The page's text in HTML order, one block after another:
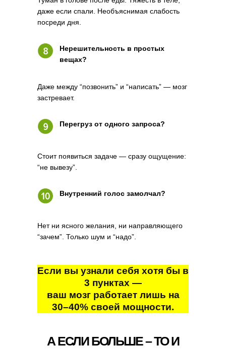
даже если спали. Необъяснимая слабость
посреди дня.
Нерешительность в простых
вещах?
Даже между “позвонить” и “написать” — мозг
застревает.
Перегруз от одного запроса?
Стоит появиться задаче — сразу ощущение:
“не вывезу”.
Внутренний голос замолчал?
Нет ни ясного желания, ни направляющего
“зачем”. Только шум и “надо”.
Если вы узнали себя хотя бы в
3 пунктах —
ваш мозг работает лишь на
30–40% своей мощности.
А ЕСЛИ БОЛЬШЕ – ТО И